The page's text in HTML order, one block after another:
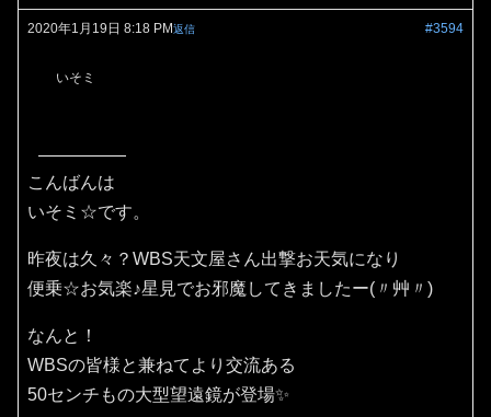
2020年1月19日 8:18 PM #3594
返信
いそミ
こんばんは
いそミ☆です。
昨夜は久々？WBS天文屋さん出撃お天気になり
便乗☆お気楽♪星見でお邪魔してきましたー(〃艸〃)
なんと！
WBSの皆様と兼ねてより交流ある
50センチもの大型望遠鏡が登場✨